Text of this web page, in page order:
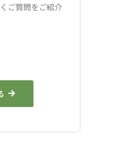
ご質問をご紹介